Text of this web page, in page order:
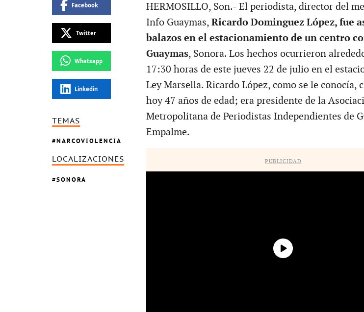
Facebook
Twitter
Whatsapp
Linkedin
TEMAS
NARCOVIOLENCIA
LOCALIZACIONES
SONORA
HERMOSILLO, Son.- El periodista, director del
Info Guaymas, Ricardo Dominguez López, fue
balazos en el estacionamiento de un centro
Guaymas, Sonora. Los hechos ocurrieron
17:30 horas de este jueves 22 de julio en el
Ley Marsella. Ricardo López, como se le conocía,
hoy 47 años de edad; era presidente de la
Metropolitana de Periodistas Independientes de
Empalme.
PUBLICIDAD